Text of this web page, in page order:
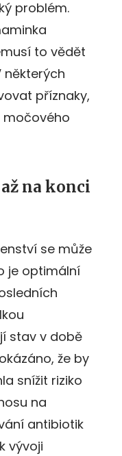
problém.
to vědět
některých
příznaky,
močového
na konci
se může
je optimální
stav v době
že by
snížit riziko
na
antibiotik
vývoji